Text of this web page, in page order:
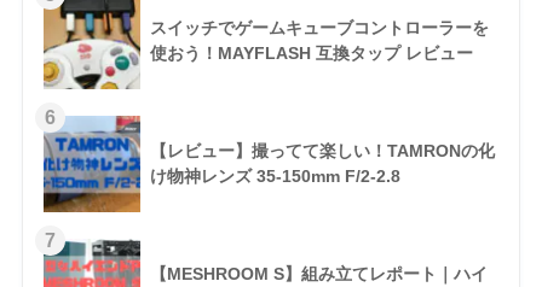
スイッチでゲームキューブコントローラーを
使おう！MAYFLASH 互換タップ レビュー
【レビュー】撮ってて楽しい！TAMRONの化
け物神レンズ 35-150mm F/2-2.8
【MESHROOM S】組み立てレポート｜ハイ